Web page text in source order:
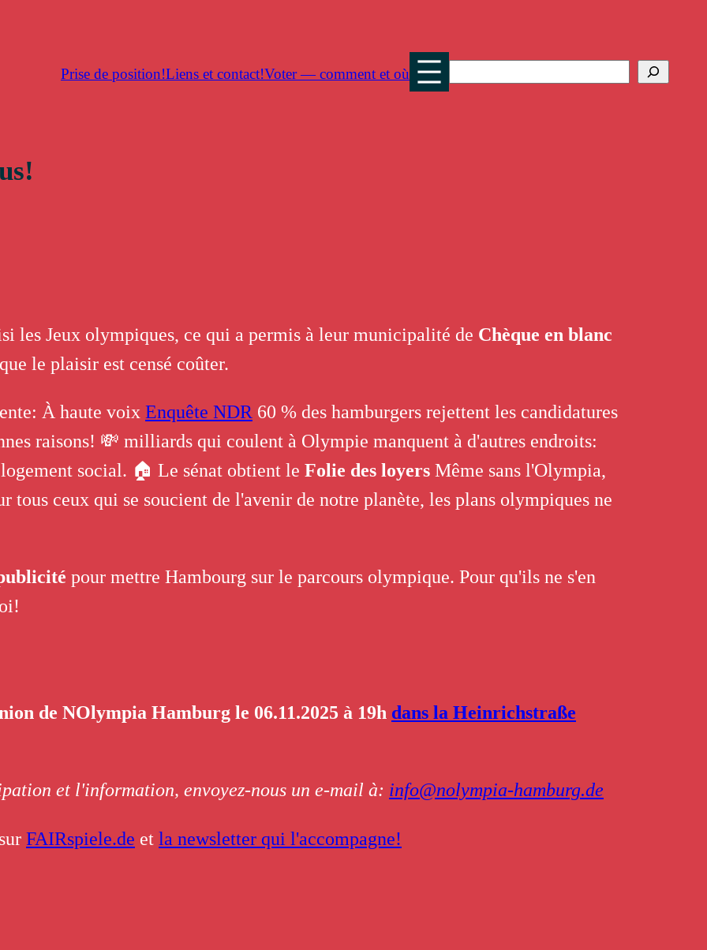
Prise de position!Liens et contact!Voter — comment et où
les Jeux olympiques, ce qui a permis à leur municipalité de Chèque en blanc
le plaisir est censé coûter.
À haute voix Enquête NDR 60 % des hamburgers rejettent les candidatures
raisons! 💸 milliards qui coulent à Olympie manquent à d'autres endroits:
social. 🏠 Le sénat obtient le Folie des loyers Même sans l'Olympia,
tous ceux qui se soucient de l'avenir de notre planète, les plans olympiques ne
pour mettre Hambourg sur le parcours olympique. Pour qu'ils ne s'en
de NOlympia Hamburg le 06.11.2025 à 19h dans la Heinrichstraße
et l'information, envoyez-nous un e-mail à: info@nolympia-hamburg.de
FAIRspiele.de et la newsletter qui l'accompagne!